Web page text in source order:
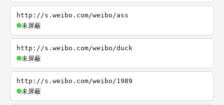
http://s.weibo.com/weibo/ass
未屏蔽
http://s.weibo.com/weibo/duck
未屏蔽
http://s.weibo.com/weibo/1989
未屏蔽